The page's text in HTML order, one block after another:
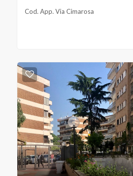
Cod. App. Via Cimarosa
Commerciali
Terreni
Prezzo